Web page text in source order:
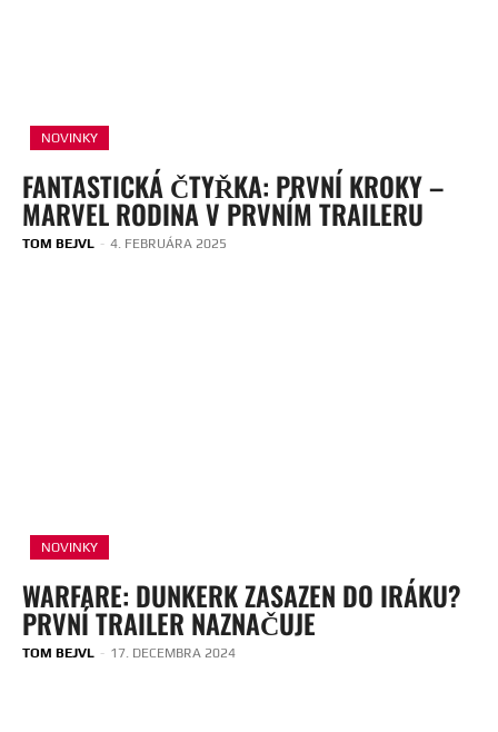
NOVINKY
FANTASTICKÁ ČTYŘKA: PRVNÍ KROKY –
MARVEL RODINA V PRVNÍM TRAILERU
TOM BEJVL - 4. FEBRUÁRA 2025
NOVINKY
WARFARE: DUNKERK ZASAZEN DO IRÁKU?
PRVNÍ TRAILER NAZNAČUJE
TOM BEJVL - 17. DECEMBRA 2024